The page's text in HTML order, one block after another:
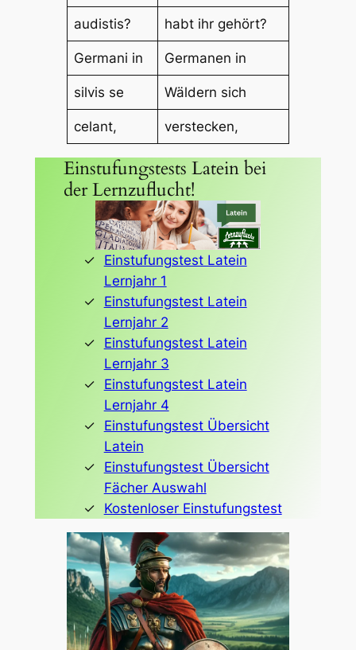
audistis? habt ihr gehört?
Germani in Germanen in
silvis se Wäldern sich
celant, verstecken,
Einstufungstests Latein bei
der Lernzuflucht!
Einstufungstest Latein
Lernjahr 1
Einstufungstest Latein
Lernjahr 2
Einstufungstest Latein
Lernjahr 3
Einstufungstest Latein
Lernjahr 4
Einstufungstest Übersicht
Latein
Einstufungstest Übersicht
Fächer Auswahl
Kostenloser Einstufungstest